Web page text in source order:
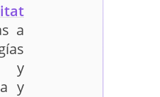
a
y
y